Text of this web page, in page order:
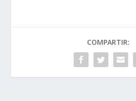
COMPARTIR: